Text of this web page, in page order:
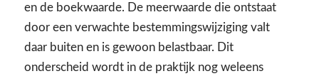
en de boekwaarde. De meerwaarde die ontstaat
door een verwachte bestemmingswijziging valt
daar buiten en is gewoon belastbaar. Dit
onderscheid wordt in de praktijk nog weleens